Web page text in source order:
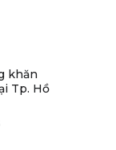
khăn
Tp. Hồ